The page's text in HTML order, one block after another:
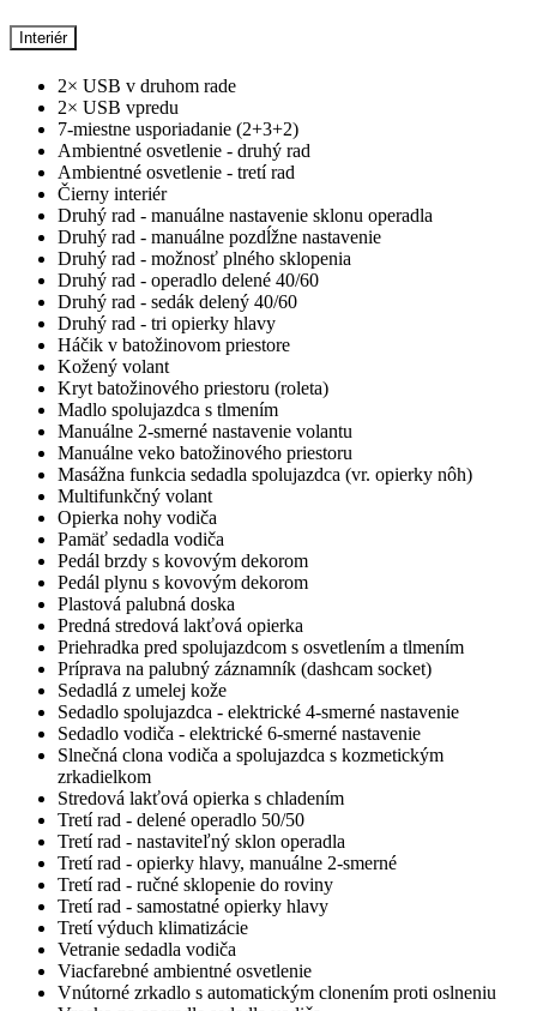
Interiér
2× USB v druhom rade
2× USB vpredu
7-miestne usporiadanie (2+3+2)
Ambientné osvetlenie - druhý rad
Ambientné osvetlenie - tretí rad
Čierny interiér
Druhý rad - manuálne nastavenie sklonu operadla
Druhý rad - manuálne pozdĺžne nastavenie
Druhý rad - možnosť plného sklopenia
Druhý rad - operadlo delené 40/60
Druhý rad - sedák delený 40/60
Druhý rad - tri opierky hlavy
Háčik v batožinovom priestore
Kožený volant
Kryt batožinového priestoru (roleta)
Madlo spolujazdca s tlmením
Manuálne 2-smerné nastavenie volantu
Manuálne veko batožinového priestoru
Masážna funkcia sedadla spolujazdca (vr. opierky nôh)
Multifunkčný volant
Opierka nohy vodiča
Pamäť sedadla vodiča
Pedál brzdy s kovovým dekorom
Pedál plynu s kovovým dekorom
Plastová palubná doska
Predná stredová lakťová opierka
Priehradka pred spolujazdcom s osvetlením a tlmením
Príprava na palubný záznamník (dashcam socket)
Sedadlá z umelej kože
Sedadlo spolujazdca - elektrické 4-smerné nastavenie
Sedadlo vodiča - elektrické 6-smerné nastavenie
Slnečná clona vodiča a spolujazdca s kozmetickým
zrkadielkom
Stredová lakťová opierka s chladením
Tretí rad - delené operadlo 50/50
Tretí rad - nastaviteľný sklon operadla
Tretí rad - opierky hlavy, manuálne 2-smerné
Tretí rad - ručné sklopenie do roviny
Tretí rad - samostatné opierky hlavy
Tretí výduch klimatizácie
Vetranie sedadla vodiča
Viacfarebné ambientné osvetlenie
Vnútorné zrkadlo s automatickým clonením proti oslneniu